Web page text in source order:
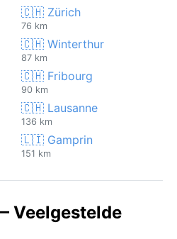
🇨🇭 Zürich
76 km
🇨🇭 Winterthur
87 km
🇨🇭 Fribourg
90 km
🇨🇭 Lausanne
136 km
🇱🇮 Gamprin
151 km
Veelgestelde